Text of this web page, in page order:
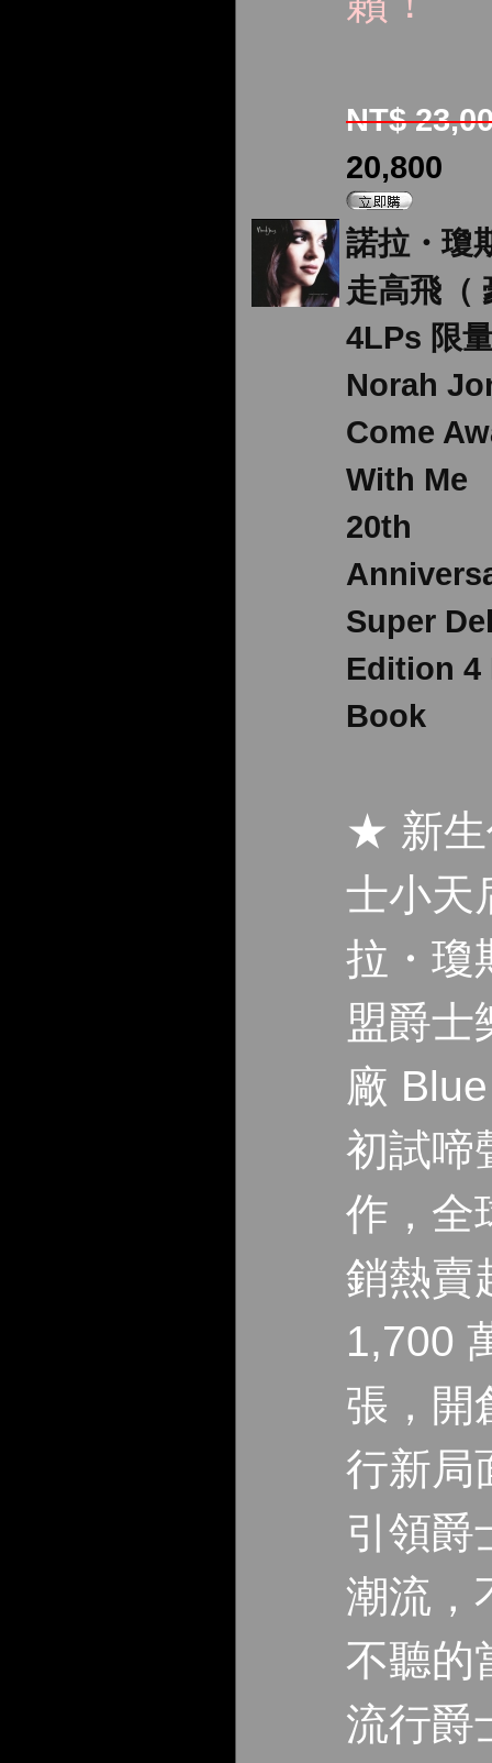
NT$
20,800
諾拉・瓊
走高飛（
4LPs 限
Norah
Come
With Me
20th
Super
Edition 4
Book
★ 新生
士小天
拉・瓊
盟爵士
廠
初試啼
作，全
銷熱賣
1,700
張，開
行新局
引領爵
潮流，
不聽的
流行爵